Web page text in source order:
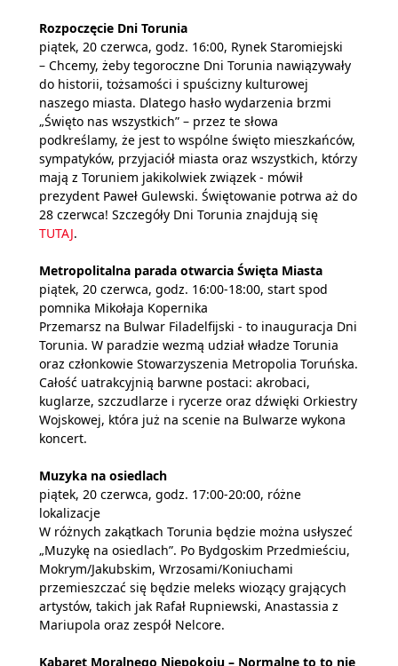
Rozpoczęcie Dni Torunia
piątek, 20 czerwca, godz. 16:00, Rynek Staromiejski
– Chcemy, żeby tegoroczne Dni Torunia nawiązywały
do historii, tożsamości i spuścizny kulturowej
naszego miasta. Dlatego hasło wydarzenia brzmi
„Święto nas wszystkich” – przez te słowa
podkreślamy, że jest to wspólne święto mieszkańców,
sympatyków, przyjaciół miasta oraz wszystkich, którzy
mają z Toruniem jakikolwiek związek - mówił
prezydent Paweł Gulewski. Świętowanie potrwa aż do
28 czerwca! Szczegóły Dni Torunia znajdują się
TUTAJ.
Metropolitalna parada otwarcia Święta Miasta
piątek, 20 czerwca, godz. 16:00-18:00, start spod
pomnika Mikołaja Kopernika
Przemarsz na Bulwar Filadelfijski - to inauguracja Dni
Torunia. W paradzie wezmą udział władze Torunia
oraz członkowie Stowarzyszenia Metropolia Toruńska.
Całość uatrakcyjnią barwne postaci: akrobaci,
kuglarze, szczudlarze i rycerze oraz dźwięki Orkiestry
Wojskowej, która już na scenie na Bulwarze wykona
koncert.
Muzyka na osiedlach
piątek, 20 czerwca, godz. 17:00-20:00, różne
lokalizacje
W różnych zakątkach Torunia będzie można usłyszeć
„Muzykę na osiedlach”. Po Bydgoskim Przedmieściu,
Mokrym/Jakubskim, Wrzosami/Koniuchami
przemieszczać się będzie meleks wiozący grających
artystów, takich jak Rafał Rupniewski, Anastassia z
Mariupola oraz zespół Nelcore.
Kabaret Moralnego Niepokoju – Normalne to to nie